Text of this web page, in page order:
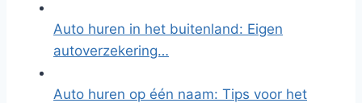
Auto huren in het buitenland: Eigen
autoverzekering…
Auto huren op één naam: Tips voor het